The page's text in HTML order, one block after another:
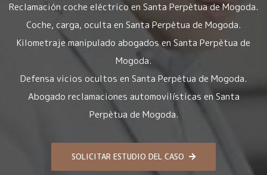
Reclamación coche eléctrico en Santa Perpètua de Mogoda.
Coche, carga, oculta en Santa Perpètua de Mogoda.
Kilometraje manipulado abogados en Santa Perpètua de
Mogoda.
Defensa vicios ocultos en Santa Perpètua de Mogoda.
Abogado reclamaciones automovilísticas en Santa
Perpètua de Mogoda.
SOLICITAR ESTUDIO DEL CASO